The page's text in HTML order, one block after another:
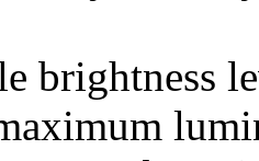
brightness